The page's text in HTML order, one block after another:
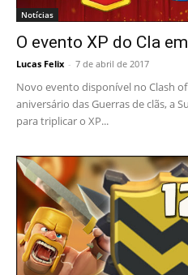
Notícias
O evento XP do Cla
Lucas Felix - 7 de abril de 2017
Novo evento disponível no Clash
aniversário das Guerras de clãs, a
para triplicar o XP...